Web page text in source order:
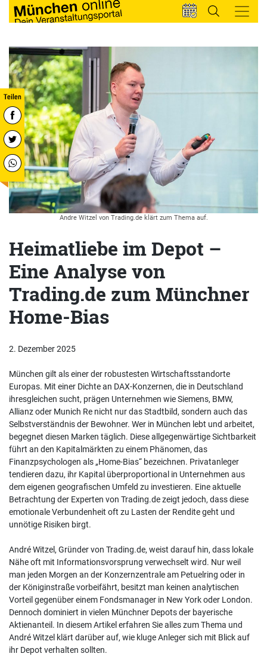
Andre Witzel von Trading.de klärt zum Thema auf.
Heimatliebe im Depot –
Eine Analyse von
Trading.de zum Münchner
Home-Bias
2. Dezember 2025
München gilt als einer der robustesten Wirtschaftsstandorte
Europas. Mit einer Dichte an DAX-Konzernen, die in Deutschland
ihresgleichen sucht, prägen Unternehmen wie Siemens, BMW,
Allianz oder Munich Re nicht nur das Stadtbild, sondern auch das
Selbstverständnis der Bewohner. Wer in München lebt und arbeitet,
begegnet diesen Marken täglich. Diese allgegenwärtige Sichtbarkeit
führt an den Kapitalmärkten zu einem Phänomen, das
Finanzpsychologen als „Home-Bias“ bezeichnen. Privatanleger
tendieren dazu, ihr Kapital überproportional in Unternehmen aus
dem eigenen geografischen Umfeld zu investieren. Eine aktuelle
Betrachtung der Experten von Trading.de zeigt jedoch, dass diese
emotionale Verbundenheit oft zu Lasten der Rendite geht und
unnötige Risiken birgt.
André Witzel, Gründer von Trading.de, weist darauf hin, dass lokale
Nähe oft mit Informationsvorsprung verwechselt wird. Nur weil
man jeden Morgen an der Konzernzentrale am Petuelring oder in
der Königinstraße vorbeifährt, besitzt man keinen analytischen
Vorteil gegenüber einem Fondsmanager in New York oder London.
Dennoch dominiert in vielen Münchner Depots der bayerische
Aktienanteil. In diesem Artikel erfahren Sie alles zum Thema und
André Witzel klärt darüber auf, wie kluge Anleger sich mit Blick auf
ihr Depot verhalten sollten.